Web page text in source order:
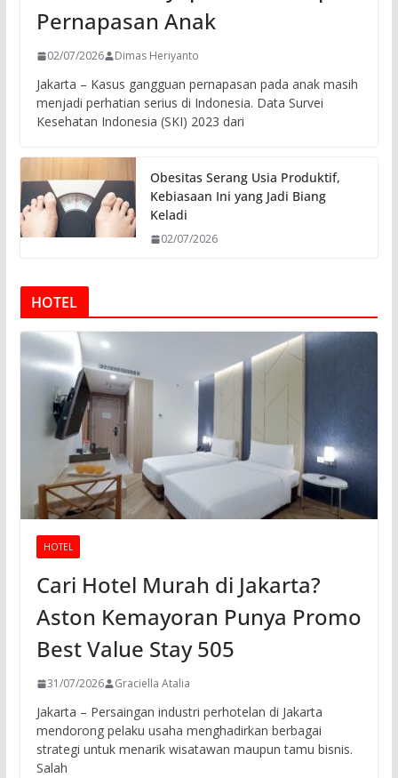
Pernapasan Anak
02/07/2026 Dimas Heriyanto
Jakarta – Kasus gangguan pernapasan pada anak masih
menjadi perhatian serius di Indonesia. Data Survei
Kesehatan Indonesia (SKI) 2023 dari
Obesitas Serang Usia Produktif,
Kebiasaan Ini yang Jadi Biang
Keladi
02/07/2026
HOTEL
HOTEL
Cari Hotel Murah di Jakarta?
Aston Kemayoran Punya Promo
Best Value Stay 505
31/07/2026 Graciella Atalia
Jakarta – Persaingan industri perhotelan di Jakarta
mendorong pelaku usaha menghadirkan berbagai
strategi untuk menarik wisatawan maupun tamu bisnis.
Salah